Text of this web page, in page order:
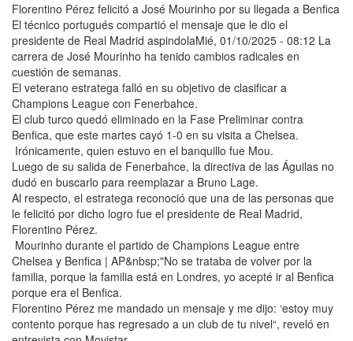
Florentino Pérez felicitó a José Mourinho por su llegada a Benfica
El técnico portugués compartió el mensaje que le dio el
presidente de Real Madrid aspindolaMié, 01/10/2025 - 08:12 La
carrera de José Mourinho ha tenido cambios radicales en
cuestión de semanas.
El veterano estratega falló en su objetivo de clasificar a
Champions League con Fenerbahce.
El club turco quedó eliminado en la Fase Preliminar contra
Benfica, que este martes cayó 1-0 en su visita a Chelsea.
Irónicamente, quien estuvo en el banquillo fue Mou.
Luego de su salida de Fenerbahce, la directiva de las Águilas no
dudó en buscarlo para reemplazar a Bruno Lage.
Al respecto, el estratega reconoció que una de las personas que
le felicitó por dicho logro fue el presidente de Real Madrid,
Florentino Pérez.
Mourinho durante el partido de Champions League entre
Chelsea y Benfica | AP&nbsp;"No se trataba de volver por la
familia, porque la familia está en Londres, yo acepté ir al Benfica
porque era el Benfica.
Florentino Pérez me mandado un mensaje y me dijo: ‘estoy muy
contento porque has regresado a un club de tu nivel“, reveló en